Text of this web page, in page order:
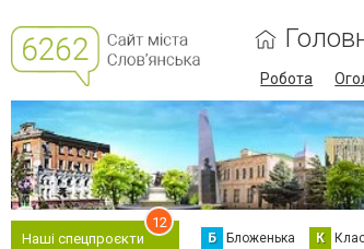
Робота
Наші спецпроєкти
12
Б Бложенька К